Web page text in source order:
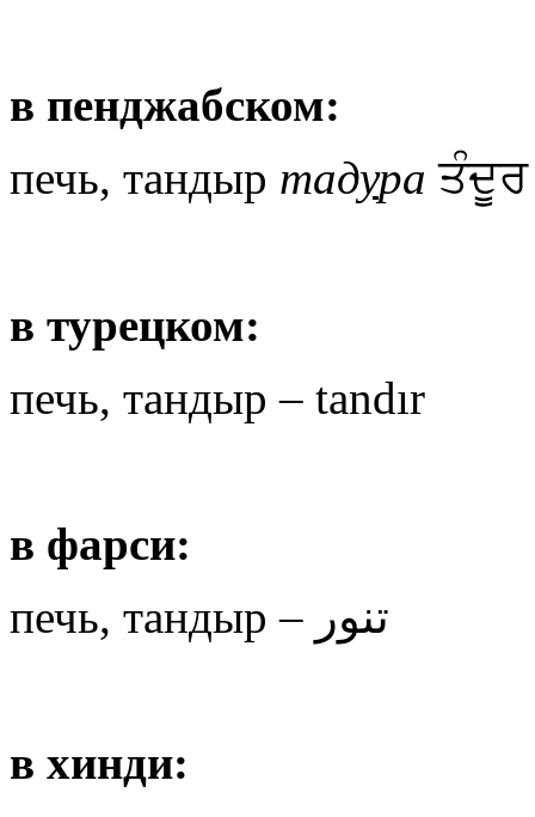
в пенджабском:
печь, тандыр тадураਤੰਦੂਰ
в турецком:
печь, тандыр – tandır
в фарси:
печь, тандыр – تنور
в хинди: